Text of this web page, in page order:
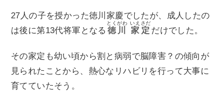
27人の子を授かった徳川家慶でしたが、成人したの
は後に第13代将軍となる 徳川
とくがわ
家定
いえさだ
だけでした。
その家定も幼い頃から割と病弱で脳障害？の傾向が
見られたことから、熱心なリハビリを行って大事に
育てていたそう。